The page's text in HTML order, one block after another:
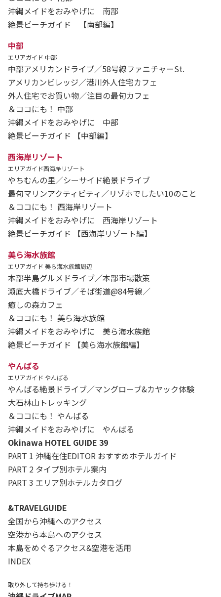
沖縄メイドをおみやげに 南部
絶景ビーチガイド 【南部編】
中部
エリアガイド 中部
中部アメリカンドライブ／58号線ファニチャーSt.
アメリカンビレッジ／港川外人住宅カフェ
外人住宅でお買い物／注目の最旬カフェ
＆ココにも！ 中部
沖縄メイドをおみやげに 中部
絶景ビーチガイド 【中部編】
西海岸リゾート
エリアガイド西海岸リゾート
やちむんの里／シーサイド絶景ドライブ
最旬マリンアクティビティ／リゾホでしたい10のこと
＆ココにも！ 西海岸リゾート
沖縄メイドをおみやげに 西海岸リゾート
絶景ビーチガイド 【西海岸リゾート編】
美ら海水族館
エリアガイド 美ら海水族館周辺
本部半島グルメドライブ／本部市場散策
瀬底大橋ドライブ／そば街道@84号線／
癒しの森カフェ
＆ココにも！ 美ら海水族館
沖縄メイドをおみやげに 美ら海水族館
絶景ビーチガイド 【美ら海水族館編】
やんばる
エリアガイド やんばる
やんばる絶景ドライブ／マングローブ&カヤック体験
大石林山トレッキング
＆ココにも！ やんばる
沖縄メイドをおみやげに やんばる
Okinawa HOTEL GUIDE 39
PART 1 沖縄在住EDITOR おすすめホテルガイド
PART 2 タイプ別ホテル案内
PART 3 エリア別ホテルカタログ
&TRAVELGUIDE
全国から沖縄へのアクセス
空港から本島へのアクセス
本島をめぐるアクセス&空港を活用
INDEX
取り外して持ち歩ける！